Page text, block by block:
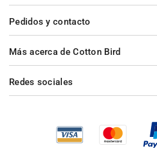
Pedidos y contacto
Más acerca de Cotton Bird
Redes sociales